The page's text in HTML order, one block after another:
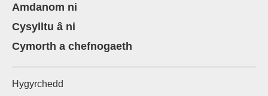
Amdanom ni
Cysylltu â ni
Cymorth a chefnogaeth
Hygyrchedd